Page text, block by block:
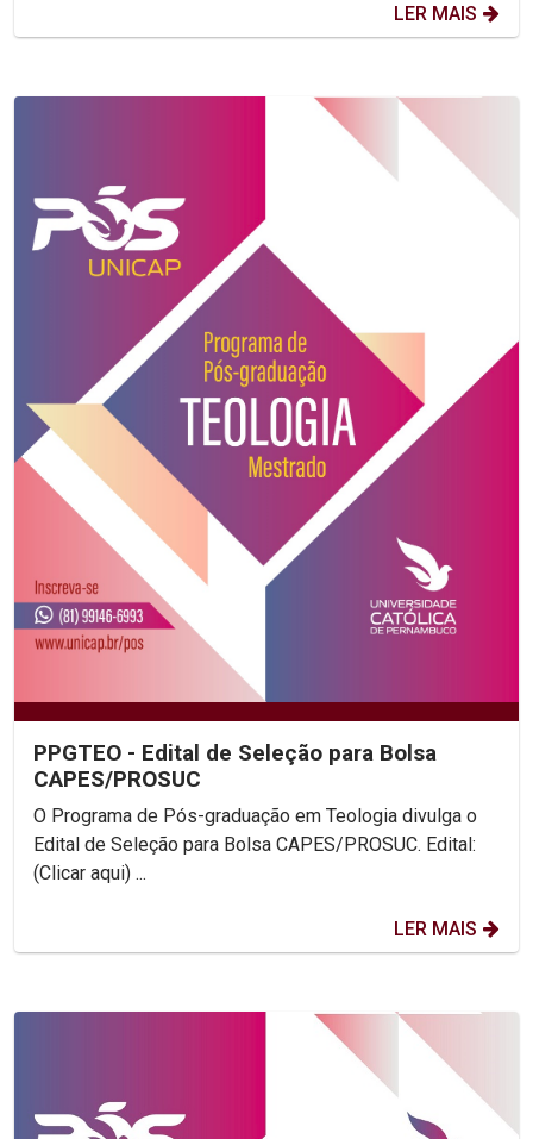
LER MAIS
PPGTEO - Edital de Seleção para Bolsa
CAPES/PROSUC
O Programa de Pós-graduação em Teologia divulga o
Edital de Seleção para Bolsa CAPES/PROSUC. Edital:
(Clicar aqui) ...
LER MAIS